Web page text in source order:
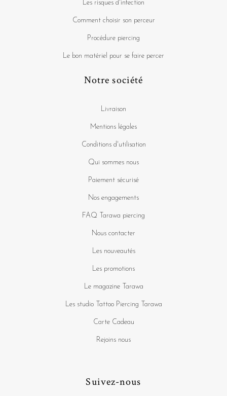
Les risques d'infection
Comment choisir son perceur
Procédure piercing
Le bon matériel pour se faire percer
Notre société
Livraison
Mentions légales
Conditions d'utilisation
Qui sommes nous
Paiement sécurisé
Nos engagements
FAQ Tarawa piercing
Nous contacter
Les nouveautés
Les promotions
Le magazine Tarawa
Les studio Tattoo Piercing Tarawa
Carte Cadeau
Rejoins nous
Suivez-nous